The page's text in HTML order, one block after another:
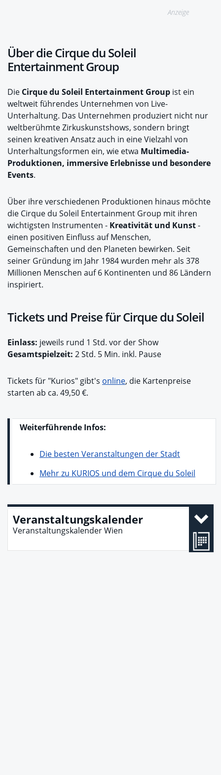
Anzeige
Über die Cirque du Soleil
Entertainment Group
Die Cirque du Soleil Entertainment Group ist ein
weltweit führendes Unternehmen von Live-
Unterhaltung. Das Unternehmen produziert nicht nur
weltberühmte Zirkuskunstshows, sondern bringt
seinen kreativen Ansatz auch in eine Vielzahl von
Unterhaltungsformen ein, wie etwa Multimedia-
Produktionen, immersive Erlebnisse und besondere
Events.
Über ihre verschiedenen Produktionen hinaus möchte
die Cirque du Soleil Entertainment Group mit ihren
wichtigsten Instrumenten - Kreativität und Kunst-
einen positiven Einfluss auf Menschen,
Gemeinschaften und den Planeten bewirken. Seit
seiner Gründung im Jahr 1984 wurden mehr als 378
Millionen Menschen auf 6 Kontinenten und 86 Ländern
inspiriert.
Tickets und Preise für Cirque du Soleil
Einlass: jeweils rund 1 Std. vor der Show
Gesamtspielzeit: 2 Std. 5 Min. inkl. Pause
Tickets für "Kurios" gibt's online, die Kartenpreise
starten ab ca. 49,50 €.
Weiterführende Infos:
Die besten Veranstaltungen der Stadt
Mehr zu KURIOS und dem Cirque du Soleil
Veranstaltungskalender
Veranstaltungskalender Wien